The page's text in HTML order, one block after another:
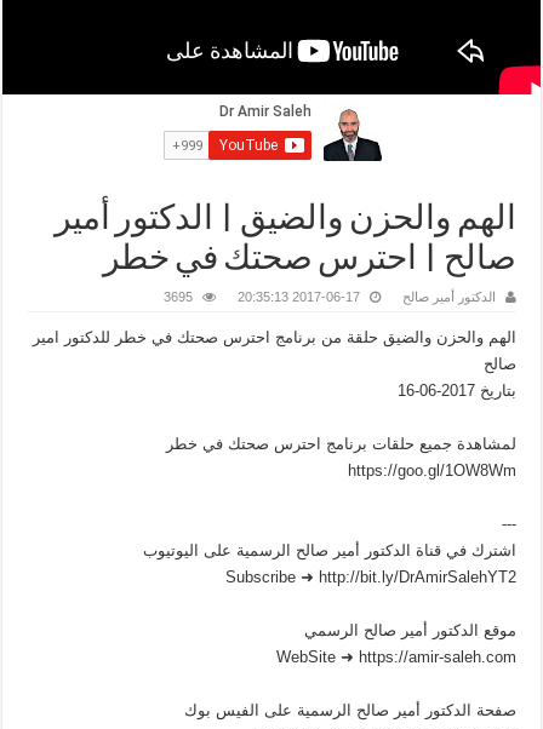
الهم والحزن والضيق | الدكتور أمير
صالح | احترس صحتك في خطر
الدكتور أمير صالح 2017-06-17 20:35:13
3695
الهم والحزن والضيق حلقة من برنامج احترس صحتك في خطر للدكتور امير
صالح
بتاريخ 2017-06-16
لمشاهدة جميع حلقات برنامج احترس صحتك في خطر
https://goo.gl/1OW8Wm
---
اشترك في قناة الدكتور أمير صالح الرسمية على اليوتيوب
Subscribe ➜ http://bit.ly/DrAmirSalehYT2
موقع الدكتور أمير صالح الرسمي
WebSite ➜ https://amir-saleh.com
صفحة الدكتور أمير صالح الرسمية على الفيس بوك